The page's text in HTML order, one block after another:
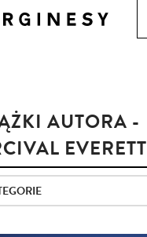
AUTORA -
EVERETT